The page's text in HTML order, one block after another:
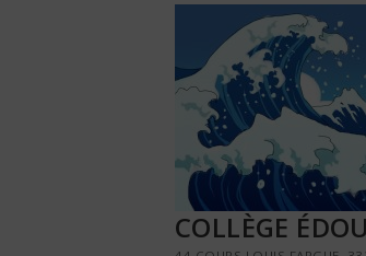
COLLÈGE